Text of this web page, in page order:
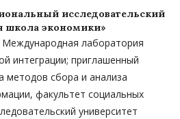
исследовательский
школа экономики»
лаборатория
интеграции; приглашенный
методов сбора и анализа
факультет социальных
университет